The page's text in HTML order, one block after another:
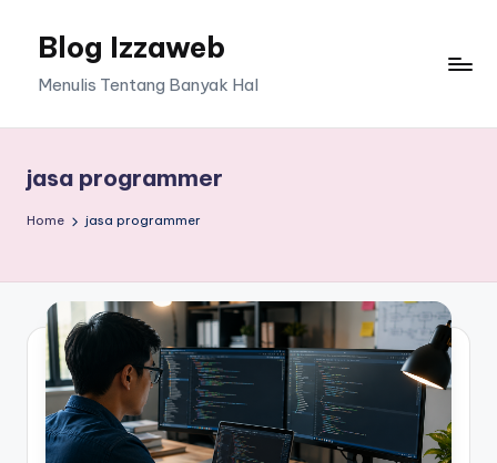
Blog Izzaweb
Menulis Tentang Banyak Hal
jasa programmer
Home jasa programmer